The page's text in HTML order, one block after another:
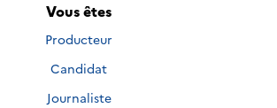
Vous êtes
Producteur
Candidat
Journaliste